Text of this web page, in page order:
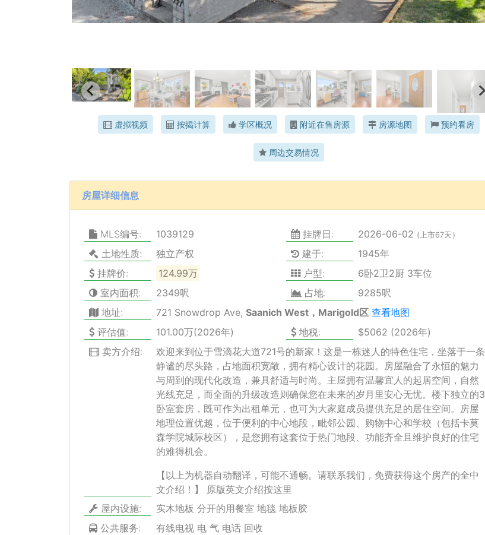
虚拟视频 按揭计算 学区概况 附近在售房源 房源地图 预约看房
周边交易情况
房屋详细信息
MLS编号: 1039129 挂牌日: 2026-06-02 (上市67天）
土地性质: 独立产权 建于:
1945年
挂牌价:
124.99万 户型:
6卧2卫2厨 3车位
室内面积:
2349呎 占地:
9285呎
地址:
721 Snowdrop Ave,Saanich West，Marigold区 查看地图
评估值:
101.00万(2026年) 地税:
$5062 (2026年)
卖方介绍:
欢迎来到位于雪滴花大道721号的新家！这是一栋迷人的特色住宅，坐落于一条
静谧的尽头路，占地面积宽敞，拥有精心设计的花园。房屋融合了永恒的魅力
与周到的现代化改造，兼具舒适与时尚。主屋拥有温馨宜人的起居空间，自然
光线充足，而全面的升级改造则确保您在未来的岁月里安心无忧。楼下独立的3
卧室套房，既可作为出租单元，也可为大家庭成员提供充足的居住空间。房屋
地理位置优越，位于便利的中心地段，毗邻公园、购物中心和学校（包括卡莫
森学院城际校区），是您拥有这套位于热门地段、功能齐全且维护良好的住宅
的难得机会。
【以上为机器自动翻译，可能不通畅。请联系我们，免费获得这个房产的全中
文介绍！】 原版英文介绍按这里
屋内设施:
实木地板 分开的用餐室 地毯 地板胶
公共服务:
有线电视 电 气 电话 回收